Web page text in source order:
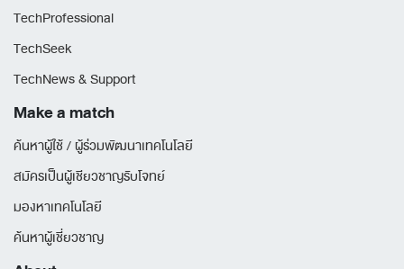
TechProfessional
TechSeek
TechNews & Support
Make a match
ค้นหาผู้ใช้ / ผู้ร่วมพัฒนาเทคโนโลยี
สมัครเป็นผู้เชียวชาญรับโจทย์
มองหาเทคโนโลยี
ค้นหาผู้เชี่ยวชาญ